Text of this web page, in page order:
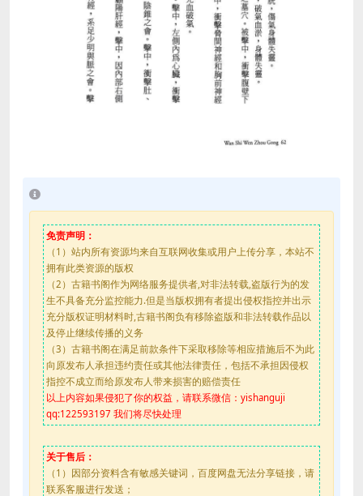
免责声明：
（1）站内所有资源均来自互联网收集或用户上传分享，本站不
拥有此类资源的版权
（2）古籍书阁作为网络服务提供者,对非法转载,盗版行为的发
生不具备充分监控能力.但是当版权拥有者提出侵权指控并出示
充分版权证明材料时,古籍书阁负有移除盗版和非法转载作品以
及停止继续传播的义务
（3）古籍书阁在满足前款条件下采取移除等相应措施后不为此
向原发布人承担违约责任或其他法律责任，包括不承担因侵权
指控不成立而给原发布人带来损害的赔偿责任
以上内容如果侵犯了你的权益，请联系微信：yishanguji
qq:122593197 我们将尽快处理
关于售后：
（1）因部分资料含有敏感关键词，百度网盘无法分享链接，请
联系客服进行发送；